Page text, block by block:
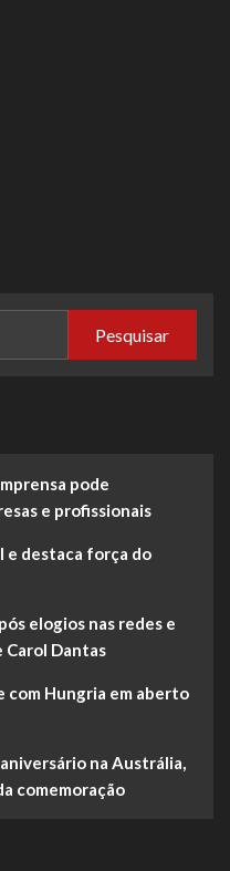
Pesquisar
pode
e profissionais
e destaca força do
elogios nas redes e
Carol Dantas
com Hungria em aberto
na Austrália,
comemoração